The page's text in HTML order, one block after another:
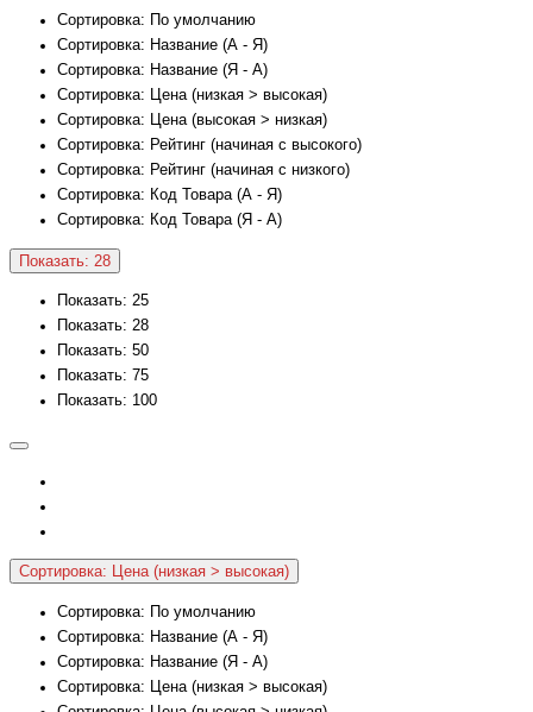
Сортировка: По умолчанию
Сортировка: Название (А - Я)
Сортировка: Название (Я - А)
Сортировка: Цена (низкая > высокая)
Сортировка: Цена (высокая > низкая)
Сортировка: Рейтинг (начиная с высокого)
Сортировка: Рейтинг (начиная с низкого)
Сортировка: Код Товара (А - Я)
Сортировка: Код Товара (Я - А)
Показать: 28
Показать: 25
Показать: 28
Показать: 50
Показать: 75
Показать: 100
Сортировка: Цена (низкая > высокая)
Сортировка: По умолчанию
Сортировка: Название (А - Я)
Сортировка: Название (Я - А)
Сортировка: Цена (низкая > высокая)